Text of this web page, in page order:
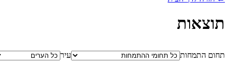
תוצאות
תחום התמחות עיר